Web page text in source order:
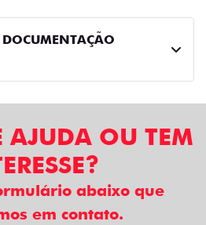
AJUDA OU TEM
abaixo que
em contato.